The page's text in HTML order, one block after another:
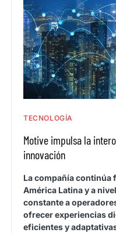
TECNOLOGÍA
Motive impulsa la
innovación
La compañía continúa
América Latina y a
constante a
ofrecer experiencias
eficientes y